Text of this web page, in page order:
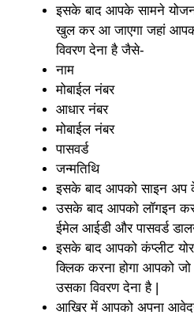
इसके बाद आपके सामने
खुल कर आ जाएगा जहां
विवरण देना है जैसे-
नाम
मोबाईल नंबर
आधार नंबर
मोबाईल नंबर
पासवर्ड
जन्मतिथि
इसके बाद आपको साइन अप
उसके बाद आपको लॉगइन
ईमेल आईडी और पासवर्ड
इसके बाद आपको कंप्लीट
क्लिक करना होगा आपको जो
उसका विवरण देना है |
आखिर में आपको अपना आवेदन